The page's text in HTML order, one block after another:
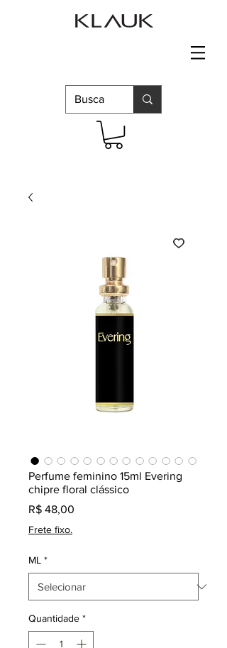
Perfume feminino 15ml Evering
chipre floral clássico
R$ 48,00
Frete fixo.
ML *
Quantidade *